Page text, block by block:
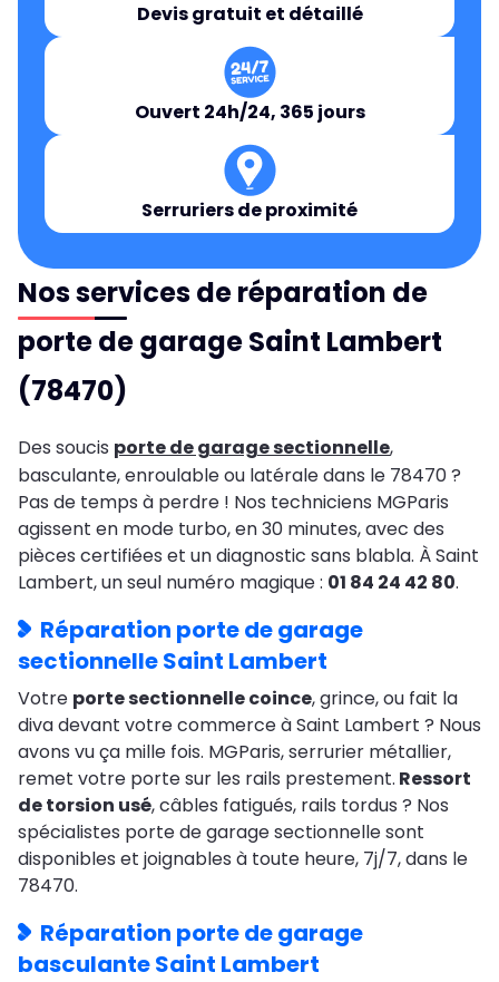
Devis gratuit et détaillé
Ouvert 24h/24, 365 jours
Serruriers de proximité
Nos services de réparation de
porte de garage Saint Lambert
(78470)
Des soucis porte de garage sectionnelle,
basculante, enroulable ou latérale dans le 78470 ?
Pas de temps à perdre ! Nos techniciens MGParis
agissent en mode turbo, en 30 minutes, avec des
pièces certifiées et un diagnostic sans blabla. À Saint
Lambert, un seul numéro magique : 01 84 24 42 80.
Réparation porte de garage
sectionnelle Saint Lambert
Votre porte sectionnelle coince, grince, ou fait la
diva devant votre commerce à Saint Lambert ? Nous
avons vu ça mille fois. MGParis, serrurier métallier,
remet votre porte sur les rails prestement. Ressort
de torsion usé, câbles fatigués, rails tordus ? Nos
spécialistes porte de garage sectionnelle sont
disponibles et joignables à toute heure, 7j/7, dans le
78470.
Réparation porte de garage
basculante Saint Lambert